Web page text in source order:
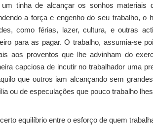
tinha de alcançar os sonhos
a força e engenho do seu trabalho, o
como férias, lazer, cultura, e outras
para as pagar. O trabalho, assumia-se
aos proventos que lhe advinham do
capciosa de incutir no trabalhador uma
que outros iam alcançando sem
ou de especulações que pouco trabalho
equilíbrio entre o esforço de quem